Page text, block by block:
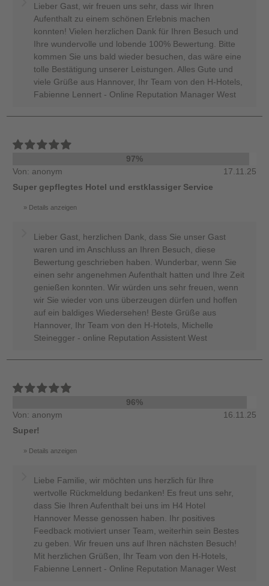
Lieber Gast, wir freuen uns sehr, dass wir Ihren
Aufenthalt zu einem schönen Erlebnis machen
konnten! Vielen herzlichen Dank für Ihren Besuch und
Ihre wundervolle und lobende 100% Bewertung. Bitte
kommen Sie uns bald wieder besuchen, das wäre eine
tolle Bestätigung unserer Leistungen. Alles Gute und
viele Grüße aus Hannover, Ihr Team von den H-Hotels,
Fabienne Lennert - Online Reputation Manager West
97%
Von: anonym
17.11.25
Super gepflegtes Hotel und erstklassiger Service
Details anzeigen
Lieber Gast, herzlichen Dank, dass Sie unser Gast
waren und im Anschluss an Ihren Besuch, diese
Bewertung geschrieben haben. Wunderbar, wenn Sie
einen sehr angenehmen Aufenthalt hatten und Ihre Zeit
genießen konnten. Wir würden uns sehr freuen, wenn
wir Sie wieder von uns überzeugen dürfen und hoffen
auf ein baldiges Wiedersehen! Beste Grüße aus
Hannover, Ihr Team von den H-Hotels, Michelle
Steinegger - online Reputation Assistent West
96%
Von: anonym
16.11.25
Super!
Details anzeigen
Liebe Familie, wir möchten uns herzlich für Ihre
wertvolle Rückmeldung bedanken! Es freut uns sehr,
dass Sie Ihren Aufenthalt bei uns im H4 Hotel
Hannover Messe genossen haben. Ihr positives
Feedback motiviert unser Team, weiterhin sein Bestes
zu geben. Wir freuen uns auf Ihren nächsten Besuch!
Mit herzlichen Grüßen, Ihr Team von den H-Hotels,
Fabienne Lennert - Online Reputation Manager West